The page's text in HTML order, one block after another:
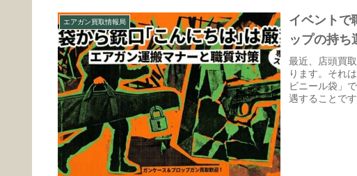
エアガン買取情報局
イベントで
ップの持ち
最近、店頭買
ります。それ
ビニール袋」
遇することで